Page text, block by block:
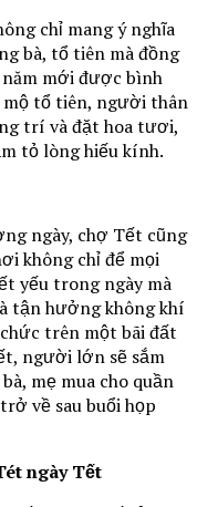
chỉ mang ý nghĩa
bà, tổ tiên mà đồng
mới được bình
mộ tổ tiên, người thân
trí và đặt hoa tươi,
tỏ lòng hiếu kính.
ngày, chợ Tết cũng
không chỉ để mọi
yếu trong ngày mà
tận hưởng không khí
trên một bãi đất
người lớn sẽ sắm
mẹ mua cho quần
về sau buổi họp
ngày Tết